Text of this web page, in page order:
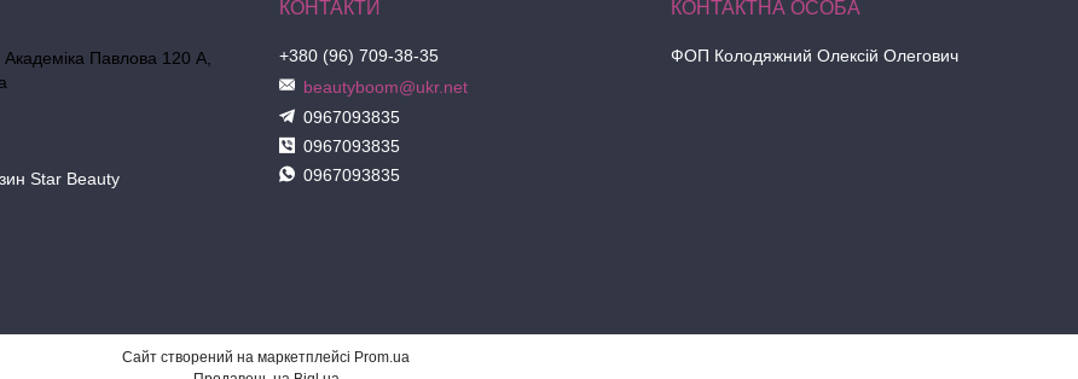
Академіка Павлова 120 А,
Star Beauty
+380 (96) 709-38-35
beautyboom@ukr.net
0967093835
0967093835
0967093835
ФОП Колодяжний Олексій Олегович
Сайт створений на маркетплейсі Prom.ua